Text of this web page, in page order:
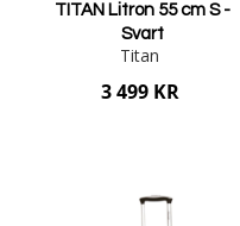
TITAN Litron 55 cm S -
Svart
Titan
3 499 KR